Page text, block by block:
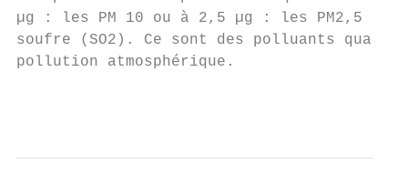
µg : les PM 10 ou à 2,5 µg : les PM2,5 ,
soufre (SO2). Ce sont des polluants
pollution atmosphérique.